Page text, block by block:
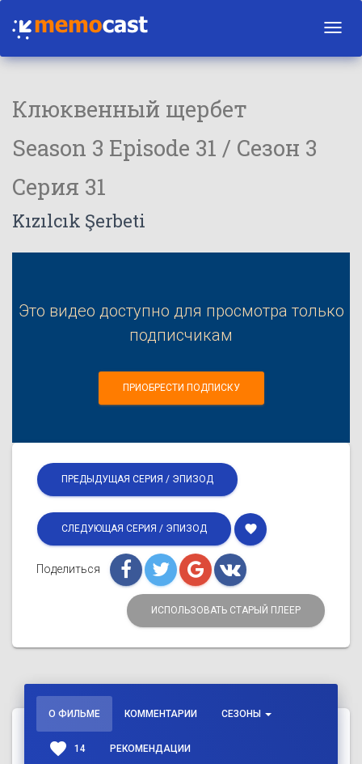
Клюквенный щербет
Season 3 Episode 31 / Сезон 3
Серия 31
Kızılcık Şerbeti
Это видео доступно для просмотра только
подписчикам
ПРИОБРЕСТИ ПОДПИСКУ
ПРЕДЫДУЩАЯ СЕРИЯ / ЭПИЗОД
СЛЕДУЮЩАЯ СЕРИЯ / ЭПИЗОД favorite
Поделиться
ИСПОЛЬЗОВАТЬ СТАРЫЙ ПЛЕЕР
О ФИЛЬМЕ КОММЕНТАРИИ СЕЗОНЫ
favorite 14 РЕКОМЕНДАЦИИ